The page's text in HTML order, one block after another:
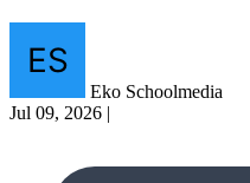
Eko Schoolmedia
Jul 09, 2026 |